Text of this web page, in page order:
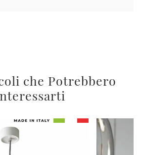
che Potrebbero